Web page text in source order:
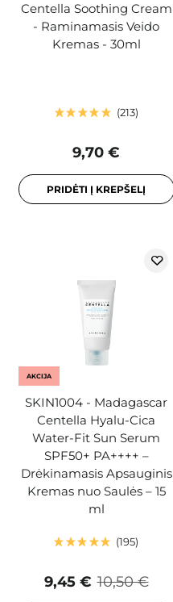
Centella Soothing Cream
- Raminamasis Veido
Kremas - 30ml
213
9,70 €
PRIDĖTI Į KREPŠELĮ
AKCIJA
SKIN1004 - Madagascar
Centella Hyalu-Cica
Water-Fit Sun Serum
SPF50+ PA++++ –
Drėkinamasis Apsauginis
Kremas nuo Saulės – 15
ml
195
10,50 €
9,45 €